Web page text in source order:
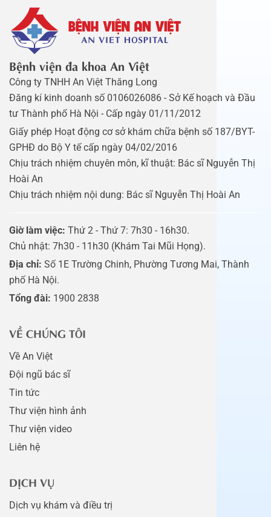
Bệnh viện đa khoa An Việt
Công ty TNHH An Việt Thăng Long
Đăng kí kinh doanh số 0106026086 - Sở Kế hoạch và Đầu
tư Thành phố Hà Nội - Cấp ngày 01/11/2012
Giấy phép Hoạt động cơ sở khám chữa bệnh số 187/BYT-
GPHĐ do Bộ Y tế cấp ngày 04/02/2016
Chịu trách nhiệm chuyên môn, kĩ thuật: Bác sĩ Nguyễn Thị
Hoài An
Chịu trách nhiệm nội dung: Bác sĩ Nguyễn Thị Hoài An
Giờ làm việc: Thứ 2 - Thứ 7: 7h30 - 16h30.
Chủ nhật: 7h30 - 11h30 (Khám Tai Mũi Họng).
Địa chỉ: Số 1E Trường Chinh, Phường Tương Mai, Thành
phố Hà Nội.
Tổng đài: 1900 2838
VỀ CHÚNG TÔI
Về An Việt
Đội ngũ bác sĩ
Tin tức
Thư viện hình ảnh
Thư viện video
Liên hệ
DỊCH VỤ
Dịch vụ khám và điều trị